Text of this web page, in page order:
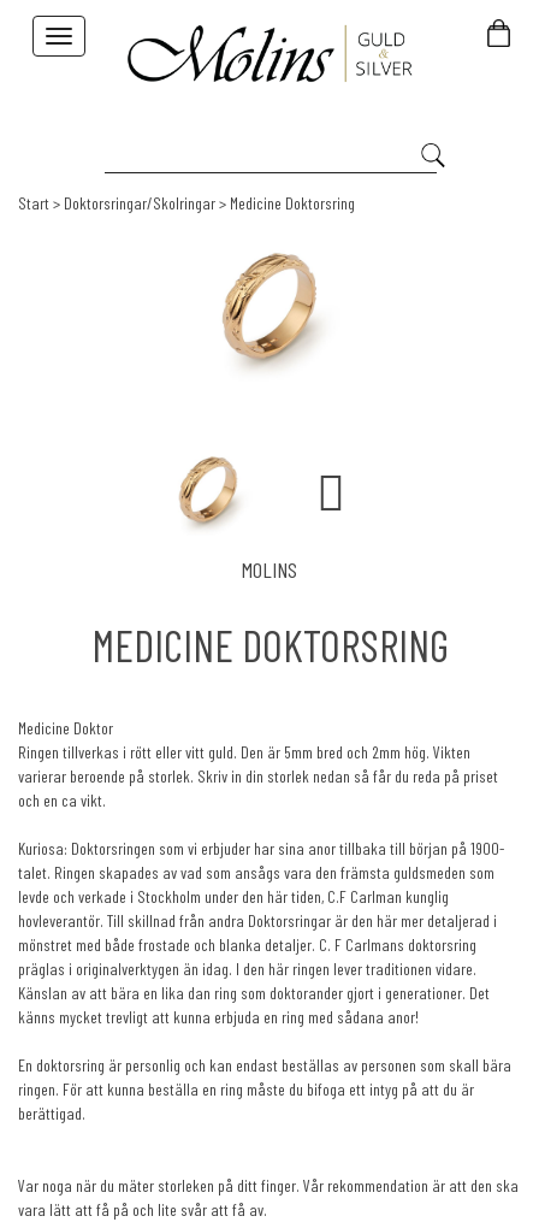
Toggle
navigation
Start> Doktorsringar/Skolringar> Medicine Doktorsring
MOLINS
MEDICINE DOKTORSRING
Medicine Doktor
Ringen tillverkas i rött eller vitt guld. Den är 5mm bred och 2mm hög. Vikten
varierar beroende på storlek. Skriv in din storlek nedan så får du reda på priset
och en ca vikt.
Kuriosa: Doktorsringen som vi erbjuder har sina anor tillbaka till början på 1900-
talet. Ringen skapades av vad som ansågs vara den främsta guldsmeden som
levde och verkade i Stockholm under den här tiden, C.F Carlman kunglig
hovleverantör. Till skillnad från andra Doktorsringar är den här mer detaljerad i
mönstret med både frostade och blanka detaljer. C. F Carlmans doktorsring
präglas i originalverktygen än idag. I den här ringen lever traditionen vidare.
Känslan av att bära en lika dan ring som doktorander gjort i generationer. Det
känns mycket trevligt att kunna erbjuda en ring med sådana anor!
En doktorsring är personlig och kan endast beställas av personen som skall bära
ringen. För att kunna beställa en ring måste du bifoga ett intyg på att du är
berättigad.
Var noga när du mäter storleken på ditt finger. Vår rekommendation är att den ska
vara lätt att få på och lite svår att få av.